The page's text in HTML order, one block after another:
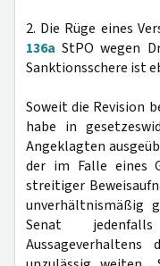
2. Die Rüge eines
136a StPO wegen
Sanktionsschere ist
Soweit die Revision
habe in
Angeklagten
der im Falle eines
streitiger
unverhältnismäßig
Senat